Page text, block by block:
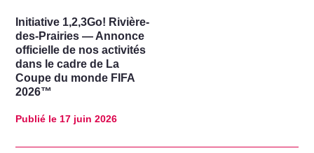
Initiative 1,2,3Go! Rivière-
des-Prairies — Annonce
officielle de nos activités
dans le cadre de La
Coupe du monde FIFA
2026™
Publié le 17 juin 2026